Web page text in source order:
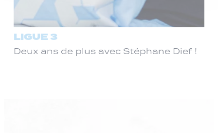
LIGUE 3
Deux ans de plus avec Stéphane Dief !